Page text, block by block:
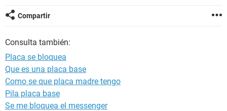
Compartir
Consulta también:
Placa se bloquea
Que es una placa base
Como se que placa madre tengo
Pila placa base
Se me bloquea el messenger